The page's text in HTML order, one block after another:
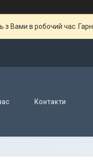
Вами в робочий час.
Контакти